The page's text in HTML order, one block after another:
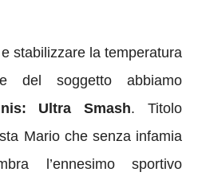
stabilizzare la temperatura
del soggetto abbiamo
Ultra Smash. Titolo
Mario che senza infamia
l’ennesimo sportivo